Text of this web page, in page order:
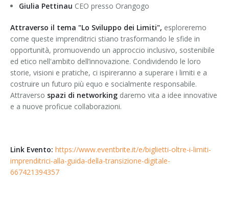
Giulia Pettinau CEO presso Orangogo
Attraverso il tema "Lo Sviluppo dei Limiti", esploreremo
come queste imprenditrici stiano trasformando le sfide in
opportunità, promuovendo un approccio inclusivo, sostenibile
ed etico nell'ambito dell’innovazione. Condividendo le loro
storie, visioni e pratiche, ci ispireranno a superare i limiti e a
costruire un futuro più equo e socialmente responsabile.
Attraverso spazi di networking daremo vita a idee innovative
e a nuove proficue collaborazioni.
Link Evento: https://www.eventbrite.it/e/biglietti-oltre-i-limiti-
imprenditrici-alla-guida-della-transizione-digitale-
667421394357